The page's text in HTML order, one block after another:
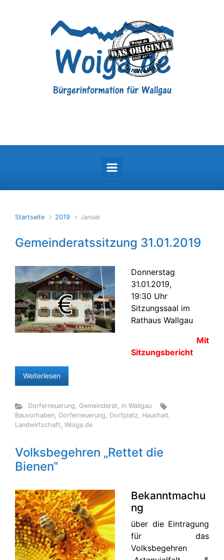
Startseite 2019 Januar
Gemeinderatssitzung 31.01.2019
Donnerstag
31.01.2019,
19:30 Uhr
Sitzungssaal im
Rathaus Wallgau
Mit
Sitzungsbericht
Weiterlesen
Dorferneuerung, Gemeinderat, in Wallgau
Bauvorhaben, Dorferneuerung, Dorfplatz, Haushalt,
Landwirtschaft, Woiga.de
Volksbegehren „Rettet die
Bienen“
Bekanntmachu
ng
über die Eintragung
für das
Volksbegehren